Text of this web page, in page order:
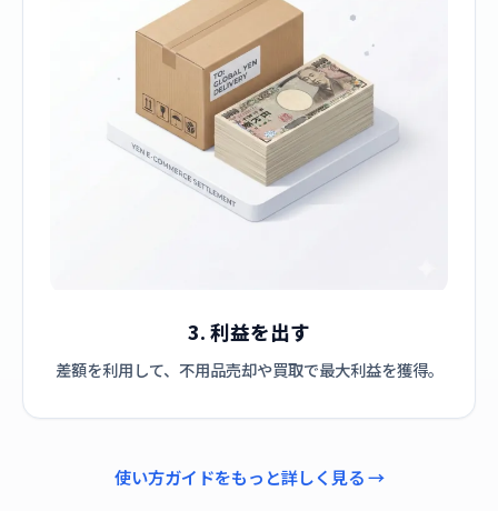
3. 利益を出す
差額を利用して、不用品売却や買取で最大利益を獲得。
使い方ガイドをもっと詳しく見る →